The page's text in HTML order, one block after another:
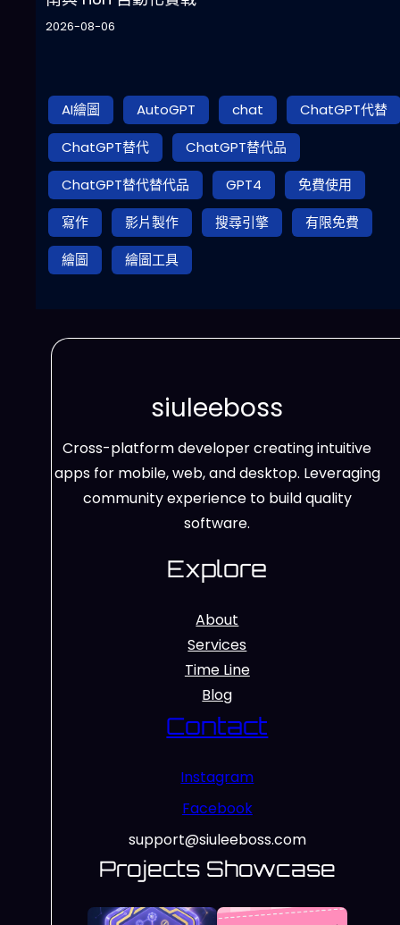
2026-08-06
AI繪圖 AutoGPT chat
ChatGPT代替
ChatGPT替代
ChatGPT替代品
ChatGPT替代替代品
GPT4
免費使用
寫作
影片製作 搜尋引擎
有限免費
繪圖
繪圖工具
siuleeboss
Cross-platform developer creating intuitive
apps for mobile, web, and desktop. Leveraging
community experience to build quality
software.
Explore
About
Services
Time Line
Blog
Contact
Instagram
Facebook
support@siuleeboss.com
Projects Showcase